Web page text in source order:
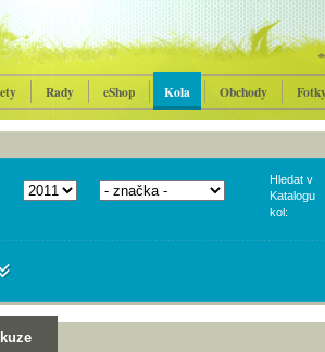
Rady eShop Kola Obchody
Hledat v
Katalogu
kol: